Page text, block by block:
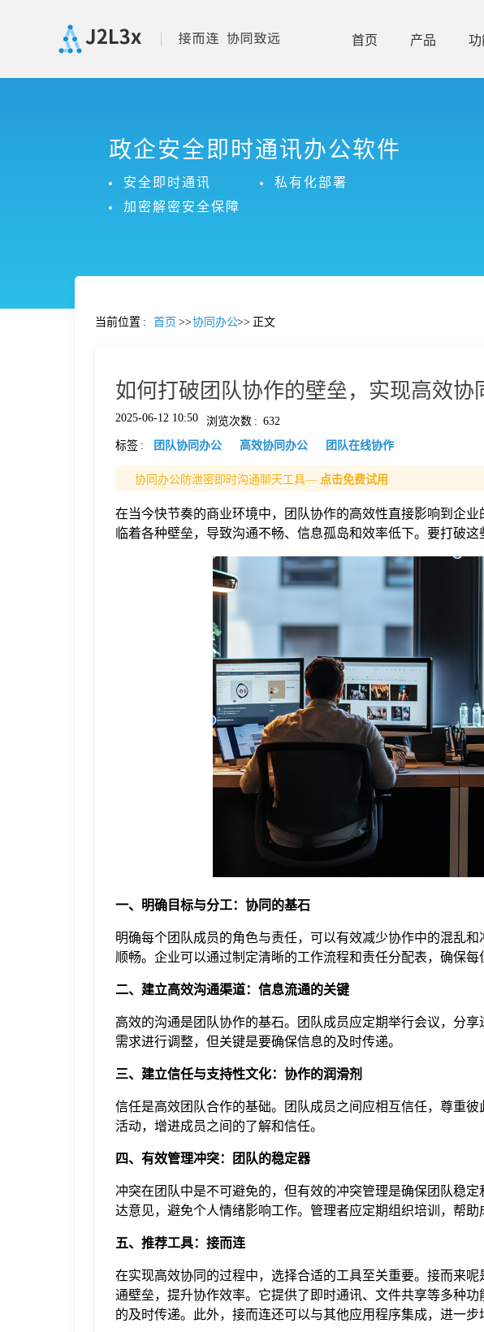
首页 产品 功
政企安全即时通讯办公软件
安全即时通讯
私有化部署
加密解密安全保障
当前位置 : 首页 >>协同办公>> 正文
如何打破团队协作的壁垒，实现高效协
2025-06-12 10:50 浏览次数 : 632
标签 : 团队协同办公 高效协同办公 团队在线协作
协同办公防泄密即时沟通聊天工具— 点击免费试用
在当今快节奏的商业环境中，团队协作的高效性直接影响到企
临着各种壁垒，导致沟通不畅、信息孤岛和效率低下。要打破
一、明确目标与分工：协同的基石
明确每个团队成员的角色与责任，可以有效减少协作中的混乱
顺畅。企业可以通过制定清晰的工作流程和责任分配表，确保每
二、建立高效沟通渠道：信息流通的关键
高效的沟通是团队协作的基石。团队成员应定期举行会议，分
需求进行调整，但关键是要确保信息的及时传递。
三、建立信任与支持性文化：协作的润滑剂
信任是高效团队合作的基础。团队成员之间应相互信任，尊重
活动，增进成员之间的了解和信任。
四、有效管理冲突：团队的稳定器
冲突在团队中是不可避免的，但有效的冲突管理是确保团队稳
达意见，避免个人情绪影响工作。管理者应定期组织培训，帮助
五、推荐工具：接而连
在实现高效协同的过程中，选择合适的工具至关重要。接而来
通壁垒，提升协作效率。它提供了即时通讯、文件共享等多种
的及时传递。此外，接而连还可以与其他应用程序集成，进一步